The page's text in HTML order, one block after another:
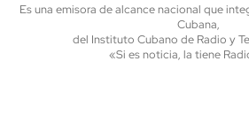
Es una emisora de alcance nacional que
Cubana,
del Instituto Cubano de Radio y
«Si es noticia, la tiene